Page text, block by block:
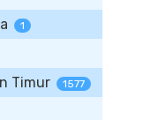
1
Timur 1577